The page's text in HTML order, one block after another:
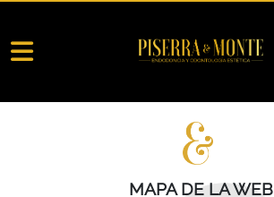
LA CLÍNICA
EQUIPO
MAPA DE LA WEB